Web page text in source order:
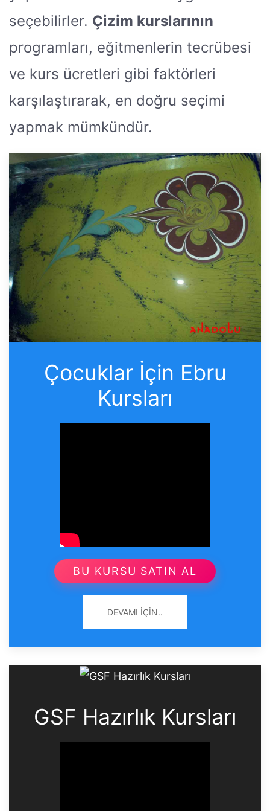
seçebilirler. Çizim kurslarının
programları, eğitmenlerin tecrübesi
ve kurs ücretleri gibi faktörleri
karşılaştırarak, en doğru seçimi
yapmak mümkündür.
Çocuklar İçin Ebru
Kursları
BU KURSU SATIN AL
DEVAMI İÇIN..
GSF Hazırlık Kursları